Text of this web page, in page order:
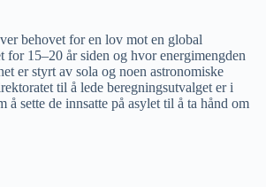
behovet for en lov mot en global
for 15–20 år siden og hvor energimengden
er styrt av sola og noen astronomiske
til å lede beregningsutvalget er i
å sette de innsatte på asylet til å ta hånd om